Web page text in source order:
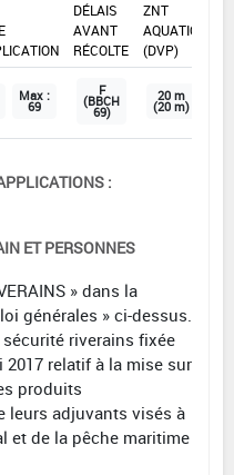
DÉLAIS
AVANT
RÉCOLTE
ZNT
AQUATIQUE
(DVP)
Max :
69
F
(BBCH
69)
20 m
(20 m)
:
ET PERSONNES
» dans la
générales » ci-dessus.
riverains fixée
2017 relatif à la mise sur
produits
leurs adjuvants visés à
et de la pêche maritime